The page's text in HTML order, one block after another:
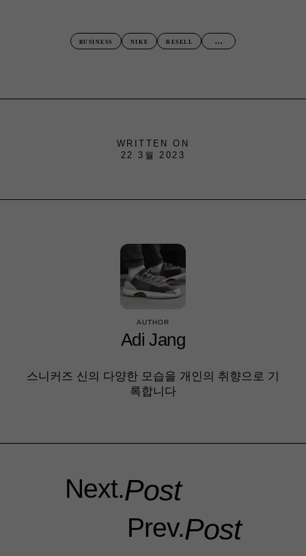
BUSINESS NIKE RESELL ...
WRITTEN ON
22 3월 2023
AUTHOR
Adi Jang
스니커즈 신의 다양한 모습을 개인의 취향으로 기
록합니다
Next.Post
Prev.Post